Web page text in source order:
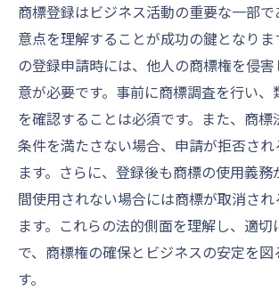
商標登録はビジネス活動の重要な一部
意点を理解することが成功の鍵となりま
の登録申請時には、他人の商標権を侵
意が必要です。事前に商標調査を行い、
を確認することは必須です。また、商標
条件を満たさない場合、申請が拒否され
ます。さらに、登録後も商標の使用義務
間使用されない場合には商標が取消され
ます。これらの法的側面を理解し、適切
で、商標権の確保とビジネスの安定を図
す。